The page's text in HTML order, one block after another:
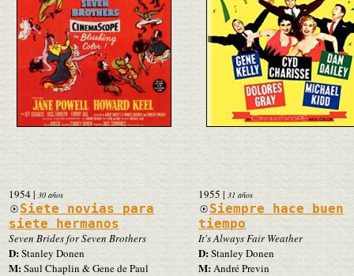
1954| 30 años
Siete novias para
siete hermanos
Seven Brides for Seven Brothers
D:Stanley Donen
M:Saul Chaplin & Gene de Paul
1955 |31 años
Siempre hace buen
tiempo
It's Always Fair Weather
D:Stanley Donen
M: André Previn